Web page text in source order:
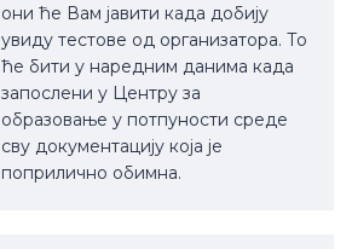
они ће Вам јавити када добију
увиду тестове од организатора. То
ће бити у наредним данима када
запослени у Центру за
образовање у потпуности среде
сву документацију која је
поприлично обимна.